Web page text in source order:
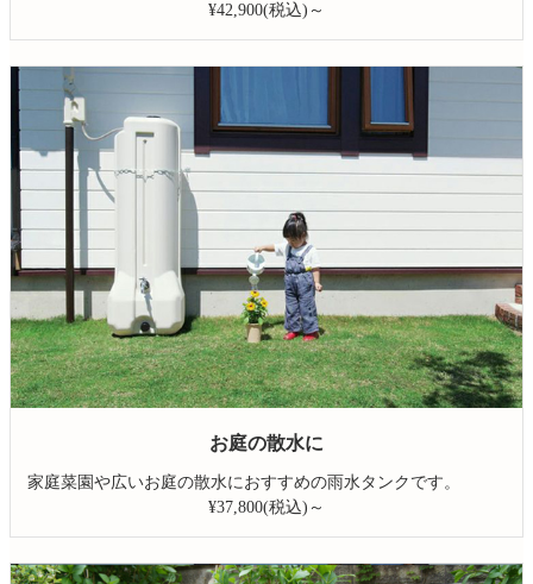
¥42,900(税込)～
お庭の散水に
家庭菜園や広いお庭の散水におすすめの雨水タンクです。
¥37,800(税込)～